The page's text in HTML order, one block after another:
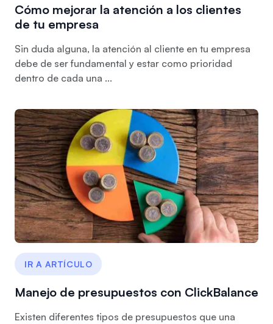
Cómo mejorar la atención a los clientes
de tu empresa
Sin duda alguna, la atención al cliente en tu empresa
debe de ser fundamental y estar como prioridad
dentro de cada una ...
IR A ARTÍCULO
Manejo de presupuestos con ClickBalance
Existen diferentes tipos de presupuestos que una